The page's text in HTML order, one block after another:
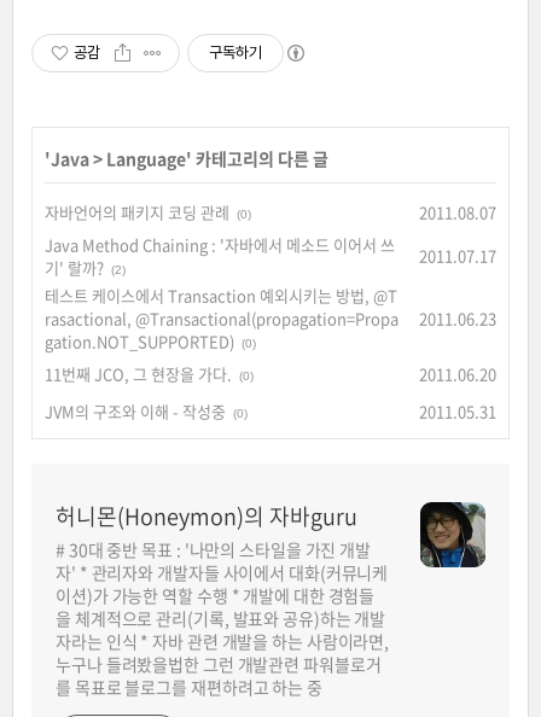
공감 구독하기
'Java> Language' 카테고리의 다른 글
자바언어의 패키지 코딩 관례 (0)
2011.08.07
Java Method Chaining : '자바에서 메소드 이어서 쓰
기' 랄까? (2)
2011.07.17
테스트 케이스에서 Transaction 예외시키는 방법, @T
rasactional, @Transactional(propagation=Propa
gation.NOT_SUPPORTED)
(0)
2011.06.23
11번째 JCO, 그 현장을 가다. (0)
2011.06.20
JVM의 구조와 이해 - 작성중
(0) 2011.05.31
허니몬(Honeymon)의 자바guru
# 30대 중반 목표 : '나만의 스타일을 가진 개발
자' * 관리자와 개발자들 사이에서 대화(커뮤니케
이션)가 가능한 역할 수행 * 개발에 대한 경험들
을 체계적으로 관리(기록, 발표와 공유)하는 개발
자라는 인식 * 자바 관련 개발을 하는 사람이라면,
누구나 들려봤을법한 그런 개발관련 파워블로거
를 목표로 블로그를 재편하려고 하는 중